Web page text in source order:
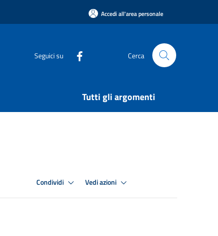
Accedi all'area personale
Seguici su Cerca
Tutti gli argomenti
Condividi Vedi azioni